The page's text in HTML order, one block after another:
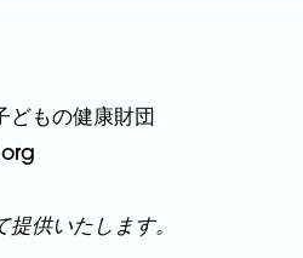
どもの健康財団
供いたします。